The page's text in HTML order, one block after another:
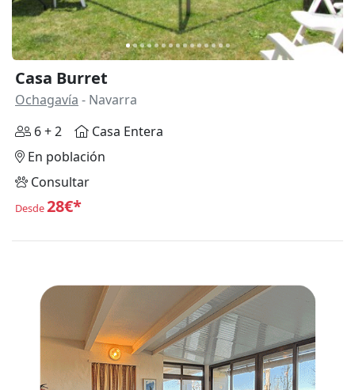
Casa Burret
Ochagavía - Navarra
6 + 2
Casa Entera
En población
Consultar
Desde28€*